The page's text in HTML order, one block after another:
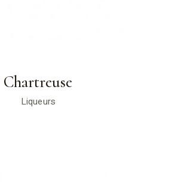
Chartreuse
Liqueurs